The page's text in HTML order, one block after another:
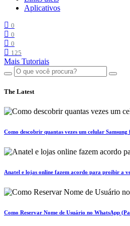
Aplicativos
0
0
0
125
Mais Tutoriais
The Latest
Como descobrir quantas vezes um celular Samsung
Anatel e lojas online fazem acordo para proibir a
Como Reservar Nome de Usuário no WhatsApp